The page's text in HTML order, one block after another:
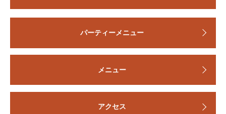
パーティーメニュー
メニュー
アクセス